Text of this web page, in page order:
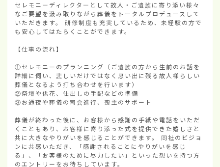
セレモニーディレクターとして故人・ご遺族に寄り添い様々
なご要望を汲み取りながら葬儀をトータルプロデュースして
いただきます。 研修制度も充実しているため、未経験の方で
も安心してはたらくことができます。
【仕事の流れ】
①セレモニーのプランニング（ご遺族の方から生前のお話を
詳細に伺い、悲しいだけではなく思い出に残る故人様らしい
葬儀となるよう打ち合わせを行います）
②祭壇や供花、仕出しの手配などの準備
③お通夜や葬儀の司会進行、喪主のサポート
葬儀が終わった後に、お客様から感謝の手紙や電話をいただ
くこともあり、お客様に寄り添った式を提供できた嬉しさと
共に大きなやりがいを感じることができます。 同社のビジョ
ンに共感いただき、「感謝されることにやりがいを感じ
る」、「お客様のために尽力したい」といった想いを持つ方
のエントリーをお待ちしています。